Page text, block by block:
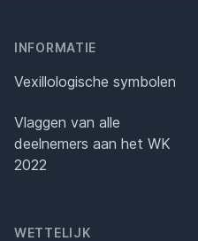
INFORMATIE
Vexillologische symbolen
Vlaggen van alle
deelnemers aan het WK
2022
WETTELIJK